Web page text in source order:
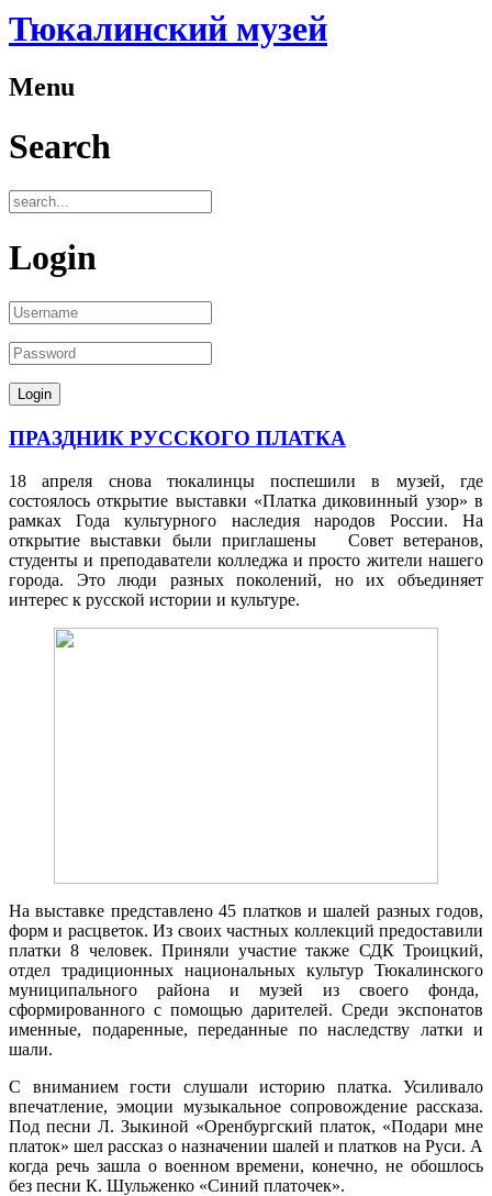
Тюкалинский музей
Menu
Search
Login
ПРАЗДНИК РУССКОГО ПЛАТКА
18 апреля снова тюкалинцы поспешили в музей, где
состоялось открытие выставки «Платка диковинный узор» в
рамках Года культурного наследия народов России. На
открытие выставки были приглашены Совет ветеранов,
студенты и преподаватели колледжа и просто жители нашего
города. Это люди разных поколений, но их объединяет
интерес к русской истории и культуре.
На выставке представлено 45 платков и шалей разных годов,
форм и расцветок. Из своих частных коллекций предоставили
платки 8 человек. Приняли участие также СДК Троицкий,
отдел традиционных национальных культур Тюкалинского
муниципального района и музей из своего фонда,
сформированного с помощью дарителей. Среди экспонатов
именные, подаренные, переданные по наследству латки и
шали.
С вниманием гости слушали историю платка. Усиливало
впечатление, эмоции музыкальное сопровождение рассказа.
Под песни Л. Зыкиной «Оренбургский платок, «Подари мне
платок» шел рассказ о назначении шалей и платков на Руси. А
когда речь зашла о военном времени, конечно, не обошлось
без песни К. Шульженко «Синий платочек».